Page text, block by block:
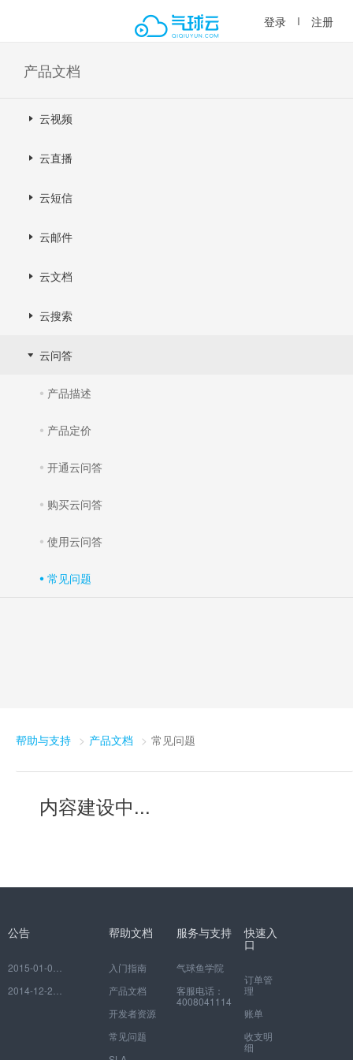
登录 注册
产品文档
云视频
云直播
云短信
云邮件
云文档
云搜索
云问答
产品描述
产品定价
开通云问答
购买云问答
使用云问答
常见问题
帮助与支持 产品文档 常见问题
内容建设中...
公告
如何注册并绑定自己的网校
EduSoho开放云平台常见问题
帮助文档
入门指南
产品文档
开发者资源
常见问题
服务与支持
气球鱼学院
客服电话：
4008041114
快速入
口
订单管
理
账单
收支明
细